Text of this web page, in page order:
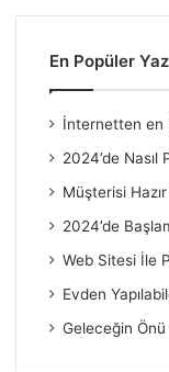
En Popüler
İnternetten en
2024’de Nasıl
Müşterisi
2024’de
Web Sitesi İle
Evden
Geleceğin Önü